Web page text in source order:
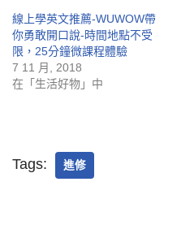
線上學英文推薦-WUWOW帶
你勇敢開口說-時間地點不受
限，25分鐘微課程體驗
7 11 月, 2018
在「生活好物」中
Tags: 進修